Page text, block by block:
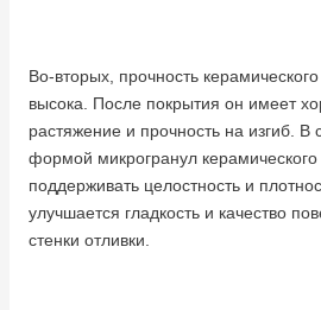
Во-вторых, прочность
высока. После покрытия он имеет
растяжение и прочность на изгиб. В
формой микрогранул керамического
поддерживать целостность и
улучшается гладкость и качество
стенки отливки.